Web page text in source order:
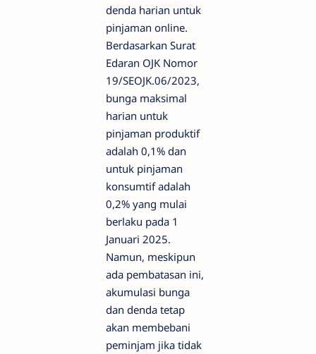
denda harian untuk
pinjaman online.
Berdasarkan Surat
Edaran OJK Nomor
19/SEOJK.06/2023,
bunga maksimal
harian untuk
pinjaman produktif
adalah 0,1% dan
untuk pinjaman
konsumtif adalah
0,2% yang mulai
berlaku pada 1
Januari 2025.
Namun, meskipun
ada pembatasan ini,
akumulasi bunga
dan denda tetap
akan membebani
peminjam jika tidak